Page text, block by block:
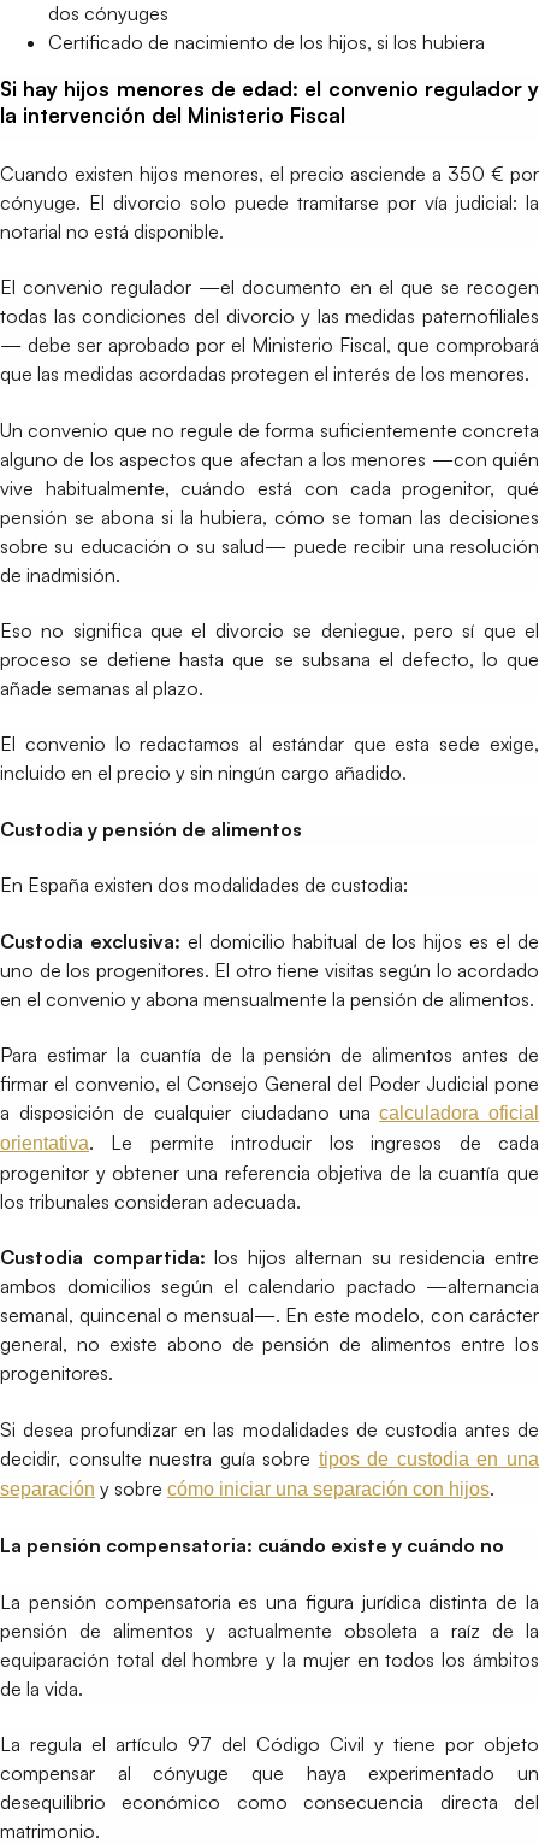
dos cónyuges
Certificado de nacimiento de los hijos, si los hubiera
Si hay hijos menores de edad: el convenio regulador y
la intervención del Ministerio Fiscal
Cuando existen hijos menores, el precio asciende a 350 € por
cónyuge. El divorcio solo puede tramitarse por vía judicial: la
notarial no está disponible.
El convenio regulador —el documento en el que se recogen
todas las condiciones del divorcio y las medidas paternofiliales
— debe ser aprobado por el Ministerio Fiscal, que comprobará
que las medidas acordadas protegen el interés de los menores.
Un convenio que no regule de forma suficientemente concreta
alguno de los aspectos que afectan a los menores —con quién
vive habitualmente, cuándo está con cada progenitor, qué
pensión se abona si la hubiera, cómo se toman las decisiones
sobre su educación o su salud— puede recibir una resolución
de inadmisión.
Eso no significa que el divorcio se deniegue, pero sí que el
proceso se detiene hasta que se subsana el defecto, lo que
añade semanas al plazo.
El convenio lo redactamos al estándar que esta sede exige,
incluido en el precio y sin ningún cargo añadido.
Custodia y pensión de alimentos
En España existen dos modalidades de custodia:
Custodia exclusiva: el domicilio habitual de los hijos es el de
uno de los progenitores. El otro tiene visitas según lo acordado
en el convenio y abona mensualmente la pensión de alimentos.
Para estimar la cuantía de la pensión de alimentos antes de
firmar el convenio, el Consejo General del Poder Judicial pone
a disposición de cualquier ciudadano unacalculadora oficial
orientativa. Le permite introducir los ingresos de cada
progenitor y obtener una referencia objetiva de la cuantía que
los tribunales consideran adecuada.
Custodia compartida: los hijos alternan su residencia entre
ambos domicilios según el calendario pactado —alternancia
semanal, quincenal o mensual—. En este modelo, con carácter
general, no existe abono de pensión de alimentos entre los
progenitores.
Si desea profundizar en las modalidades de custodia antes de
decidir, consulte nuestra guía sobre tipos de custodia en una
separación y sobre cómo iniciar una separación con hijos.
La pensión compensatoria: cuándo existe y cuándo no
La pensión compensatoria es una figura jurídica distinta de la
pensión de alimentos y actualmente obsoleta a raíz de la
equiparación total del hombre y la mujer en todos los ámbitos
de la vida.
La regula el artículo 97 del Código Civil y tiene por objeto
compensar al cónyuge que haya experimentado un
desequilibrio económico como consecuencia directa del
matrimonio.